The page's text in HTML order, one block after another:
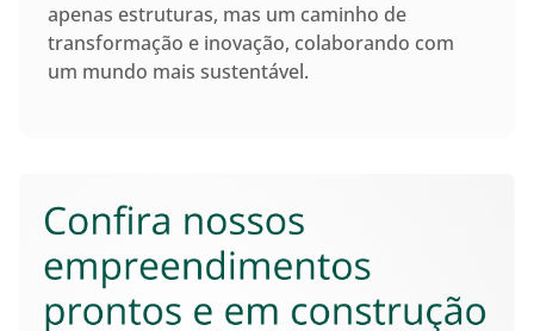
apenas estruturas, mas um caminho de
transformação e inovação, colaborando com
um mundo mais sustentável.